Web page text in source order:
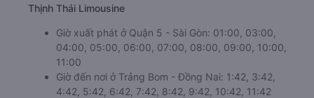
Thịnh Thái Limousine
Giờ xuất phát ở Quận 5 - Sài Gòn: 01:00, 03:00,
04:00, 05:00, 06:00, 07:00, 08:00, 09:00, 10:00,
11:00
Giờ đến nơi ở Trảng Bom - Đồng Nai: 1:42, 3:42,
4:42, 5:42, 6:42, 7:42, 8:42, 9:42, 10:42, 11:42